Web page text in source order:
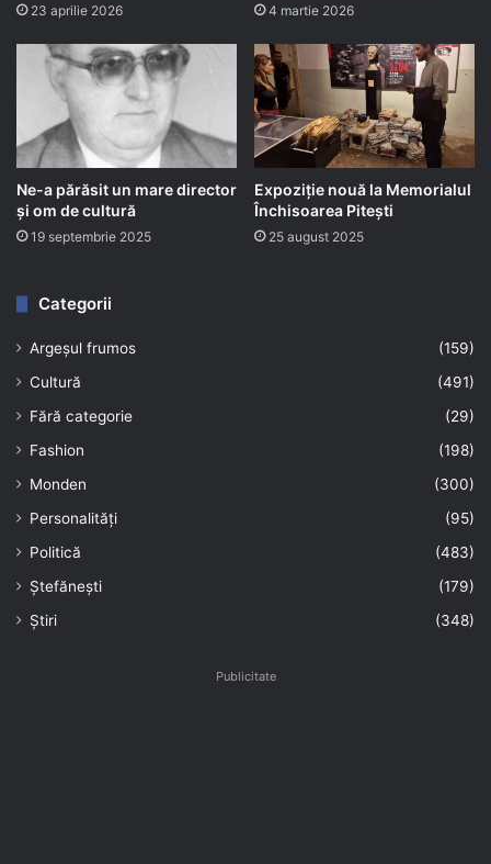
23 aprilie 2026 4 martie 2026
Ne-a părăsit un mare director
și om de cultură
19 septembrie 2025
Expoziție nouă la Memorialul
Închisoarea Pitești
25 august 2025
Categorii
Argeșul frumos
(159)
Cultură
(491)
Fără categorie
(29)
Fashion
(198)
Monden
(300)
Personalități
(95)
Politică
(483)
Ștefănești
(179)
Știri
(348)
Publicitate